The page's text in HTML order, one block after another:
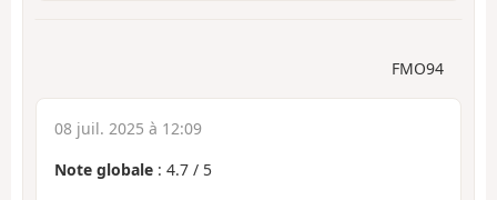
FMO94
08 juil. 2025 à 12:09
Note globale : 4.7 / 5